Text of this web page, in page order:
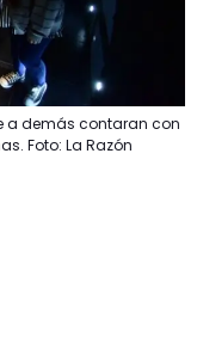
a demás contaran con
Foto: La Razón